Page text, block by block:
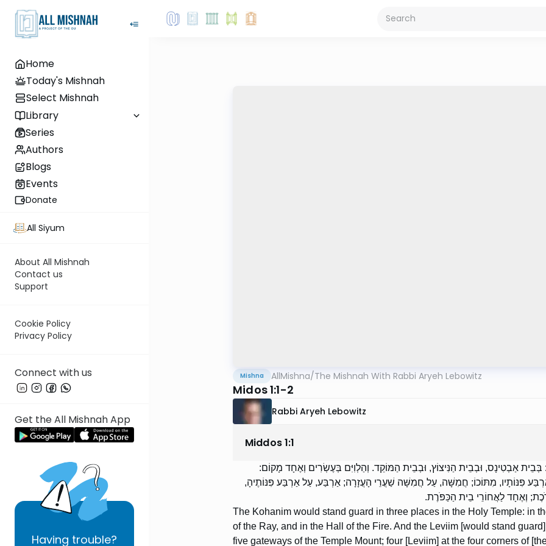
Home
Today's Mishnah
Select Mishnah
Library
Series
Authors
Blogs
Events
Donate
All Siyum
About All Mishnah
Contact us
Support
Cookie Policy
Privacy Policy
Connect with us
Get the All Mishnah App
Having trouble?
Mishna AllMishna/The Mishnah With Rabbi Aryeh Lebowitz
Midos 1:1-2
Rabbi Aryeh Lebowitz
Middos1:1
אַבְטִינָס, וּבְבֵית הַנִּיצוֹץ, וּבְבֵית הַמּוֹקֵד. וְהַלְוִיִּם בְּעֶשְׂרִים וְאֶחָד מָקוֹם:
פִּנּוֹתָיו, מִתּוֹכוֹ; חֲמִשָּׁה, עַל חֲמִשָּׁה שַׁעֲרֵי הָעֲזָרָה; אַרְבַּע, עַל אַרְבַּע פִּנּוֹתֶיהָ,
וְאֶחָד לַאֲחוֹרֵי בֵית הַכַּפֹּרֶת.
The Kohanim would stand guard in three places in the Holy Temple: in
of the Ray, and in the Hall of the Fire. And the Leviim [would stand
five gateways of the Temple Mount; four [Leviim] at the four corners of